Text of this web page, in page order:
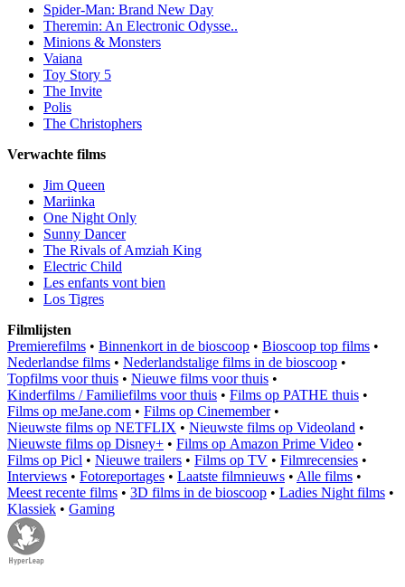
Spider-Man: Brand New Day
Theremin: An Electronic Odysse..
Minions & Monsters
Vaiana
Toy Story 5
The Invite
Polis
The Christophers
Verwachte films
Jim Queen
Mariinka
One Night Only
Sunny Dancer
The Rivals of Amziah King
Electric Child
Les enfants vont bien
Los Tigres
Filmlijsten
Premierefilms • Binnenkort in de bioscoop • Bioscoop top films •
Nederlandse films • Nederlandstalige films in de bioscoop •
Topfilms voor thuis • Nieuwe films voor thuis •
Kinderfilms / Familiefilms voor thuis • Films op PATHE thuis •
Films op meJane.com • Films op Cinemember•
Nieuwste films op NETFLIX • Nieuwste films op Videoland •
Nieuwste films op Disney+ • Films op Amazon Prime Video •
Films op Picl • Nieuwe trailers • Films op TV • Filmrecensies •
Interviews • Fotoreportages • Laatste filmnieuws • Alle films •
Meest recente films • 3D films in de bioscoop • Ladies Night films •
Klassiek • Gaming